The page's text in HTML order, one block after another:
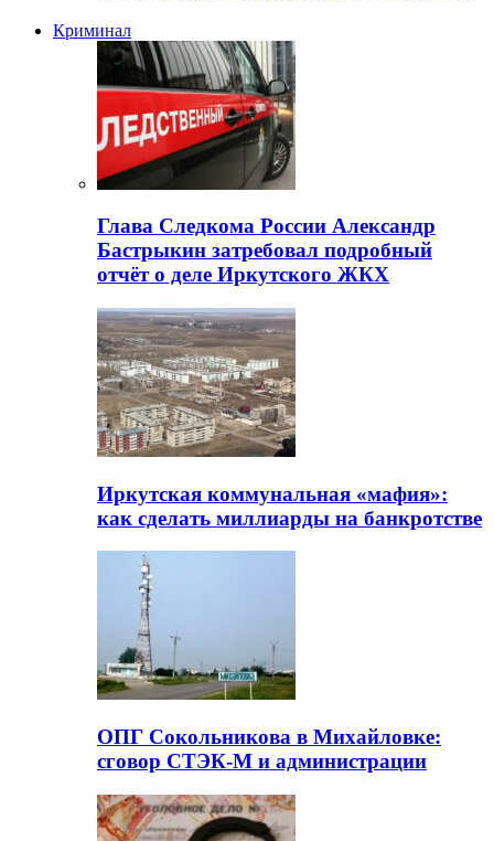
Криминал
Глава Следкома России Александр
Бастрыкин затребовал подробный
отчёт о деле Иркутского ЖКХ
Иркутская коммунальная «мафия»:
как сделать миллиарды на банкротстве
ОПГ Сокольникова в Михайловке:
сговор СТЭК-М и администрации